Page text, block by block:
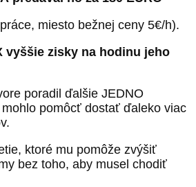
miesto bežnej ceny 5€/h).
vyššie zisky na hodinu jeho
poradil ďalšie JEDNO
pomôcť dostať ďaleko viac
ktoré mu pomôže zvýšiť
bez toho, aby musel chodiť